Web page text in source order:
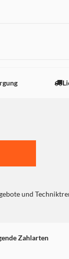
und
Zahlarten